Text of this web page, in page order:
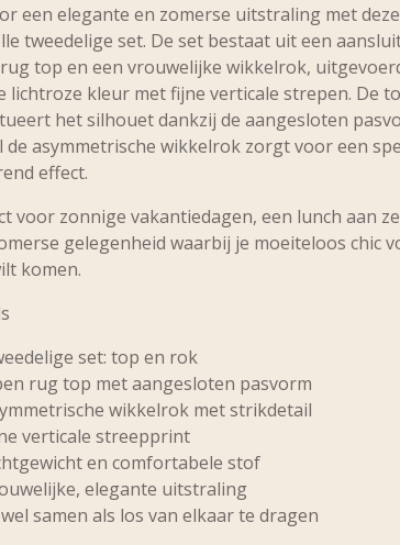
een elegante en zomerse uitstraling met deze
tweedelige set. De set bestaat uit een
top en een vrouwelijke wikkelrok,
lichtroze kleur met fijne verticale strepen. De
het silhouet dankzij de aangesloten
de asymmetrische wikkelrok zorgt voor een
effect.
voor zonnige vakantiedagen, een lunch aan
gelegenheid waarbij je moeiteloos chic
komen.
set: top en rok
rug top met aangesloten pasvorm
wikkelrok met strikdetail
verticale streepprint
en comfortabele stof
elegante uitstraling
samen als los van elkaar te dragen